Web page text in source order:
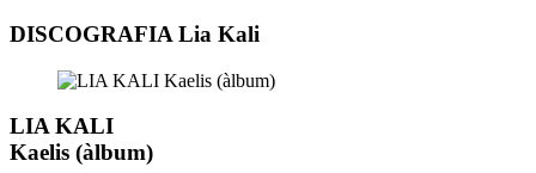
DISCOGRAFIA Lia Kali
LIA KALI
Kaelis (àlbum)